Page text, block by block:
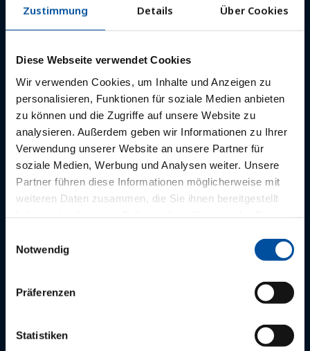
Zustimmung Details Über Cookies
Diese Webseite verwendet Cookies
Wir verwenden Cookies, um Inhalte und Anzeigen zu
personalisieren, Funktionen für soziale Medien anbieten
zu können und die Zugriffe auf unsere Website zu
analysieren. Außerdem geben wir Informationen zu Ihrer
Verwendung unserer Website an unsere Partner für
soziale Medien, Werbung und Analysen weiter. Unsere
Partner führen diese Informationen möglicherweise mit
weiteren Daten zusammen, die Sie ihnen bereitgestellt
Notwendig
Präferenzen
Statistiken
kunden(at)pvs-suedwest.de
Für Patientinnen und Patienten:
0621.164 164
rechnung(at)pvs-suedwest.de
Für Interessierte:
vertrieb(at)pvs-suedwest.de
Datenschutz